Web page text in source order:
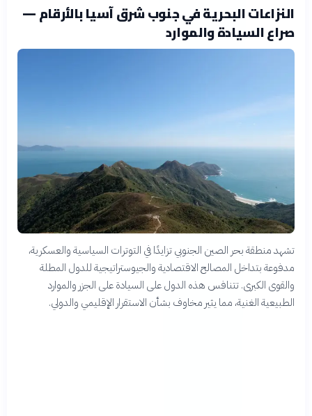
النزاعات البحرية في جنوب شرق آسيا بالأرقام —
صراع السيادة والموارد
تشهد منطقة بحر الصين الجنوبي تزايدًا في التوترات السياسية والعسكرية،
مدفوعة بتداخل المصالح الاقتصادية والجيوستراتيجية للدول المطلة
والقوى الكبرى. تتنافس هذه الدول على السيادة على الجزر والموارد
الطبيعية الغنية، مما يثير مخاوف بشأن الاستقرار الإقليمي والدولي.